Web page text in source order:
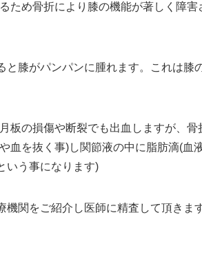
ため骨折により膝の機能が著しく障
と膝がパンパンに腫れます。これは膝
板の損傷や断裂でも出血しますが、
血を抜く事)し関節液の中に脂肪滴(血
いう事になります)
機関をご紹介し医師に精査して頂きま